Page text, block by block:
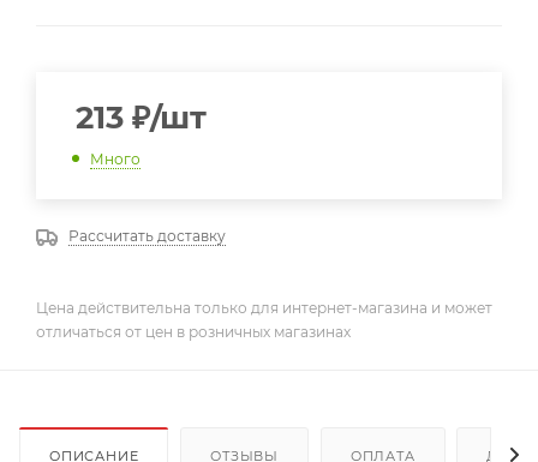
213 ₽/шт
Много
Рассчитать доставку
Цена действительна только для интернет-магазина и может
отличаться от цен в розничных магазинах
ОПИСАНИЕ ОТЗЫВЫ ОПЛАТА